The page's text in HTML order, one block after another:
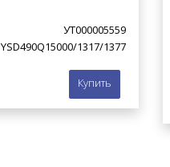
УТ000005559
YSD490Q15000/1317/1377
Купить